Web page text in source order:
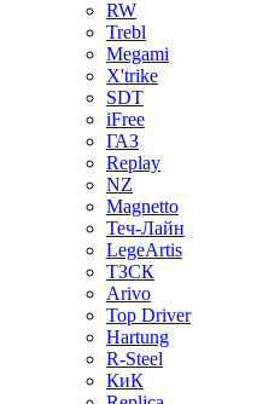
RW
Trebl
Megami
X'trike
SDT
iFree
ГАЗ
Replay
NZ
Magnetto
Теч-Лайн
LegeArtis
ТЗСК
Arivo
Top Driver
Hartung
R-Steel
КиК